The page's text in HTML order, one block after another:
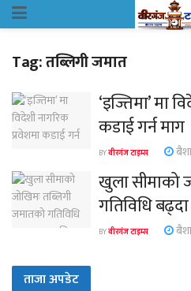
Tag:तब्लिगी जमात
‘इज्तिमा’ मा
कडाई गर्न माग
BYवीरगंज टाइम्स
खुला सीमाको
गतिविधि बढ्दा
BYवीरगंज टाइम्स
ताजा अपडेट